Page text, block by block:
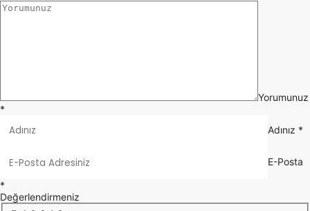
Yorumunuz
*
Adınız *
E-Posta
*
Değerlendirmeniz